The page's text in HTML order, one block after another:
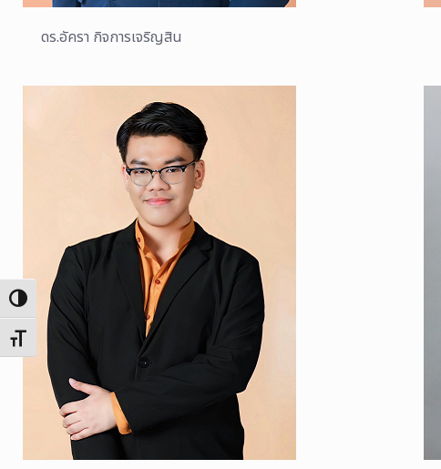
Toggle High Contrast
Toggle Font size
ดร.อัครา กิจการเจริญสิน